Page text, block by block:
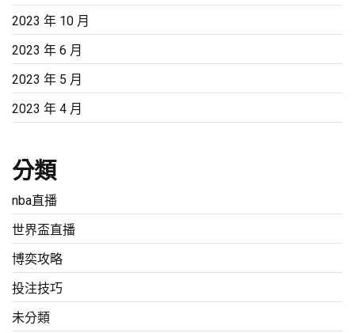
2023 年 10 月
2023 年 6 月
2023 年 5 月
2023 年 4 月
分類
nba直播
世界盃直播
博奕攻略
投注技巧
未分類